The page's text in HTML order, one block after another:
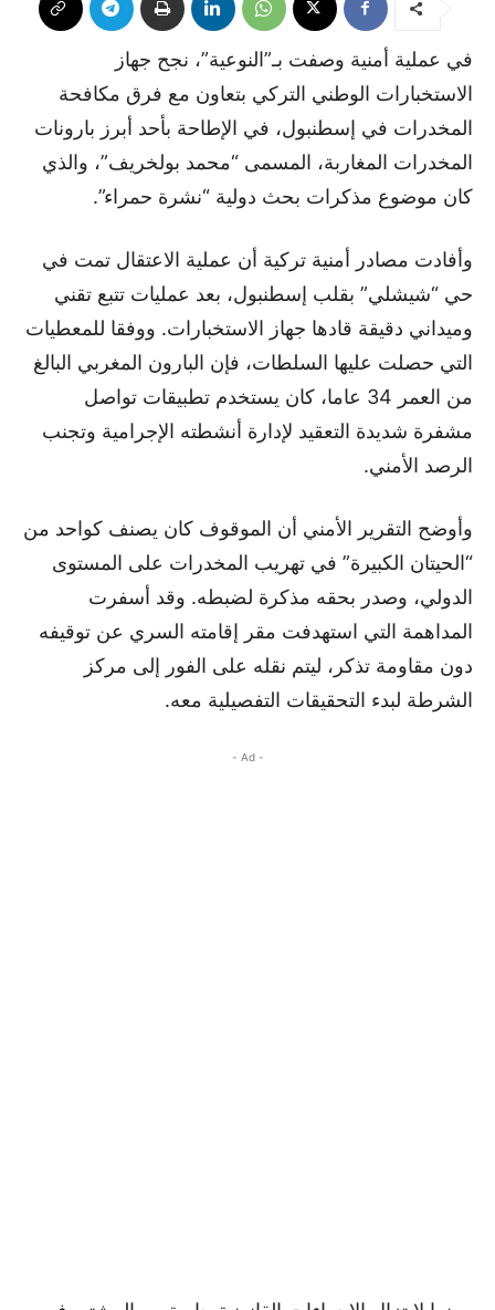
في عملية أمنية وصفت بـ”النوعية”، نجح جهاز
الاستخبارات الوطني التركي بتعاون مع فرق مكافحة
المخدرات في إسطنبول، في الإطاحة بأحد أبرز بارونات
المخدرات المغاربة، المسمى “محمد بولخريف”، والذي
كان موضوع مذكرات بحث دولية “نشرة حمراء”.
وأفادت مصادر أمنية تركية أن عملية الاعتقال تمت في
حي “شيشلي” بقلب إسطنبول، بعد عمليات تتبع تقني
وميداني دقيقة قادها جهاز الاستخبارات. ووفقا للمعطيات
التي حصلت عليها السلطات، فإن البارون المغربي البالغ
من العمر 34 عاما، كان يستخدم تطبيقات تواصل
مشفرة شديدة التعقيد لإدارة أنشطته الإجرامية وتجنب
الرصد الأمني.
وأوضح التقرير الأمني أن الموقوف كان يصنف كواحد من
“الحيتان الكبيرة” في تهريب المخدرات على المستوى
الدولي، وصدر بحقه مذكرة لضبطه. وقد أسفرت
المداهمة التي استهدفت مقر إقامته السري عن توقيفه
دون مقاومة تذكر، ليتم نقله على الفور إلى مركز
الشرطة لبدء التحقيقات التفصيلية معه.
- Ad -